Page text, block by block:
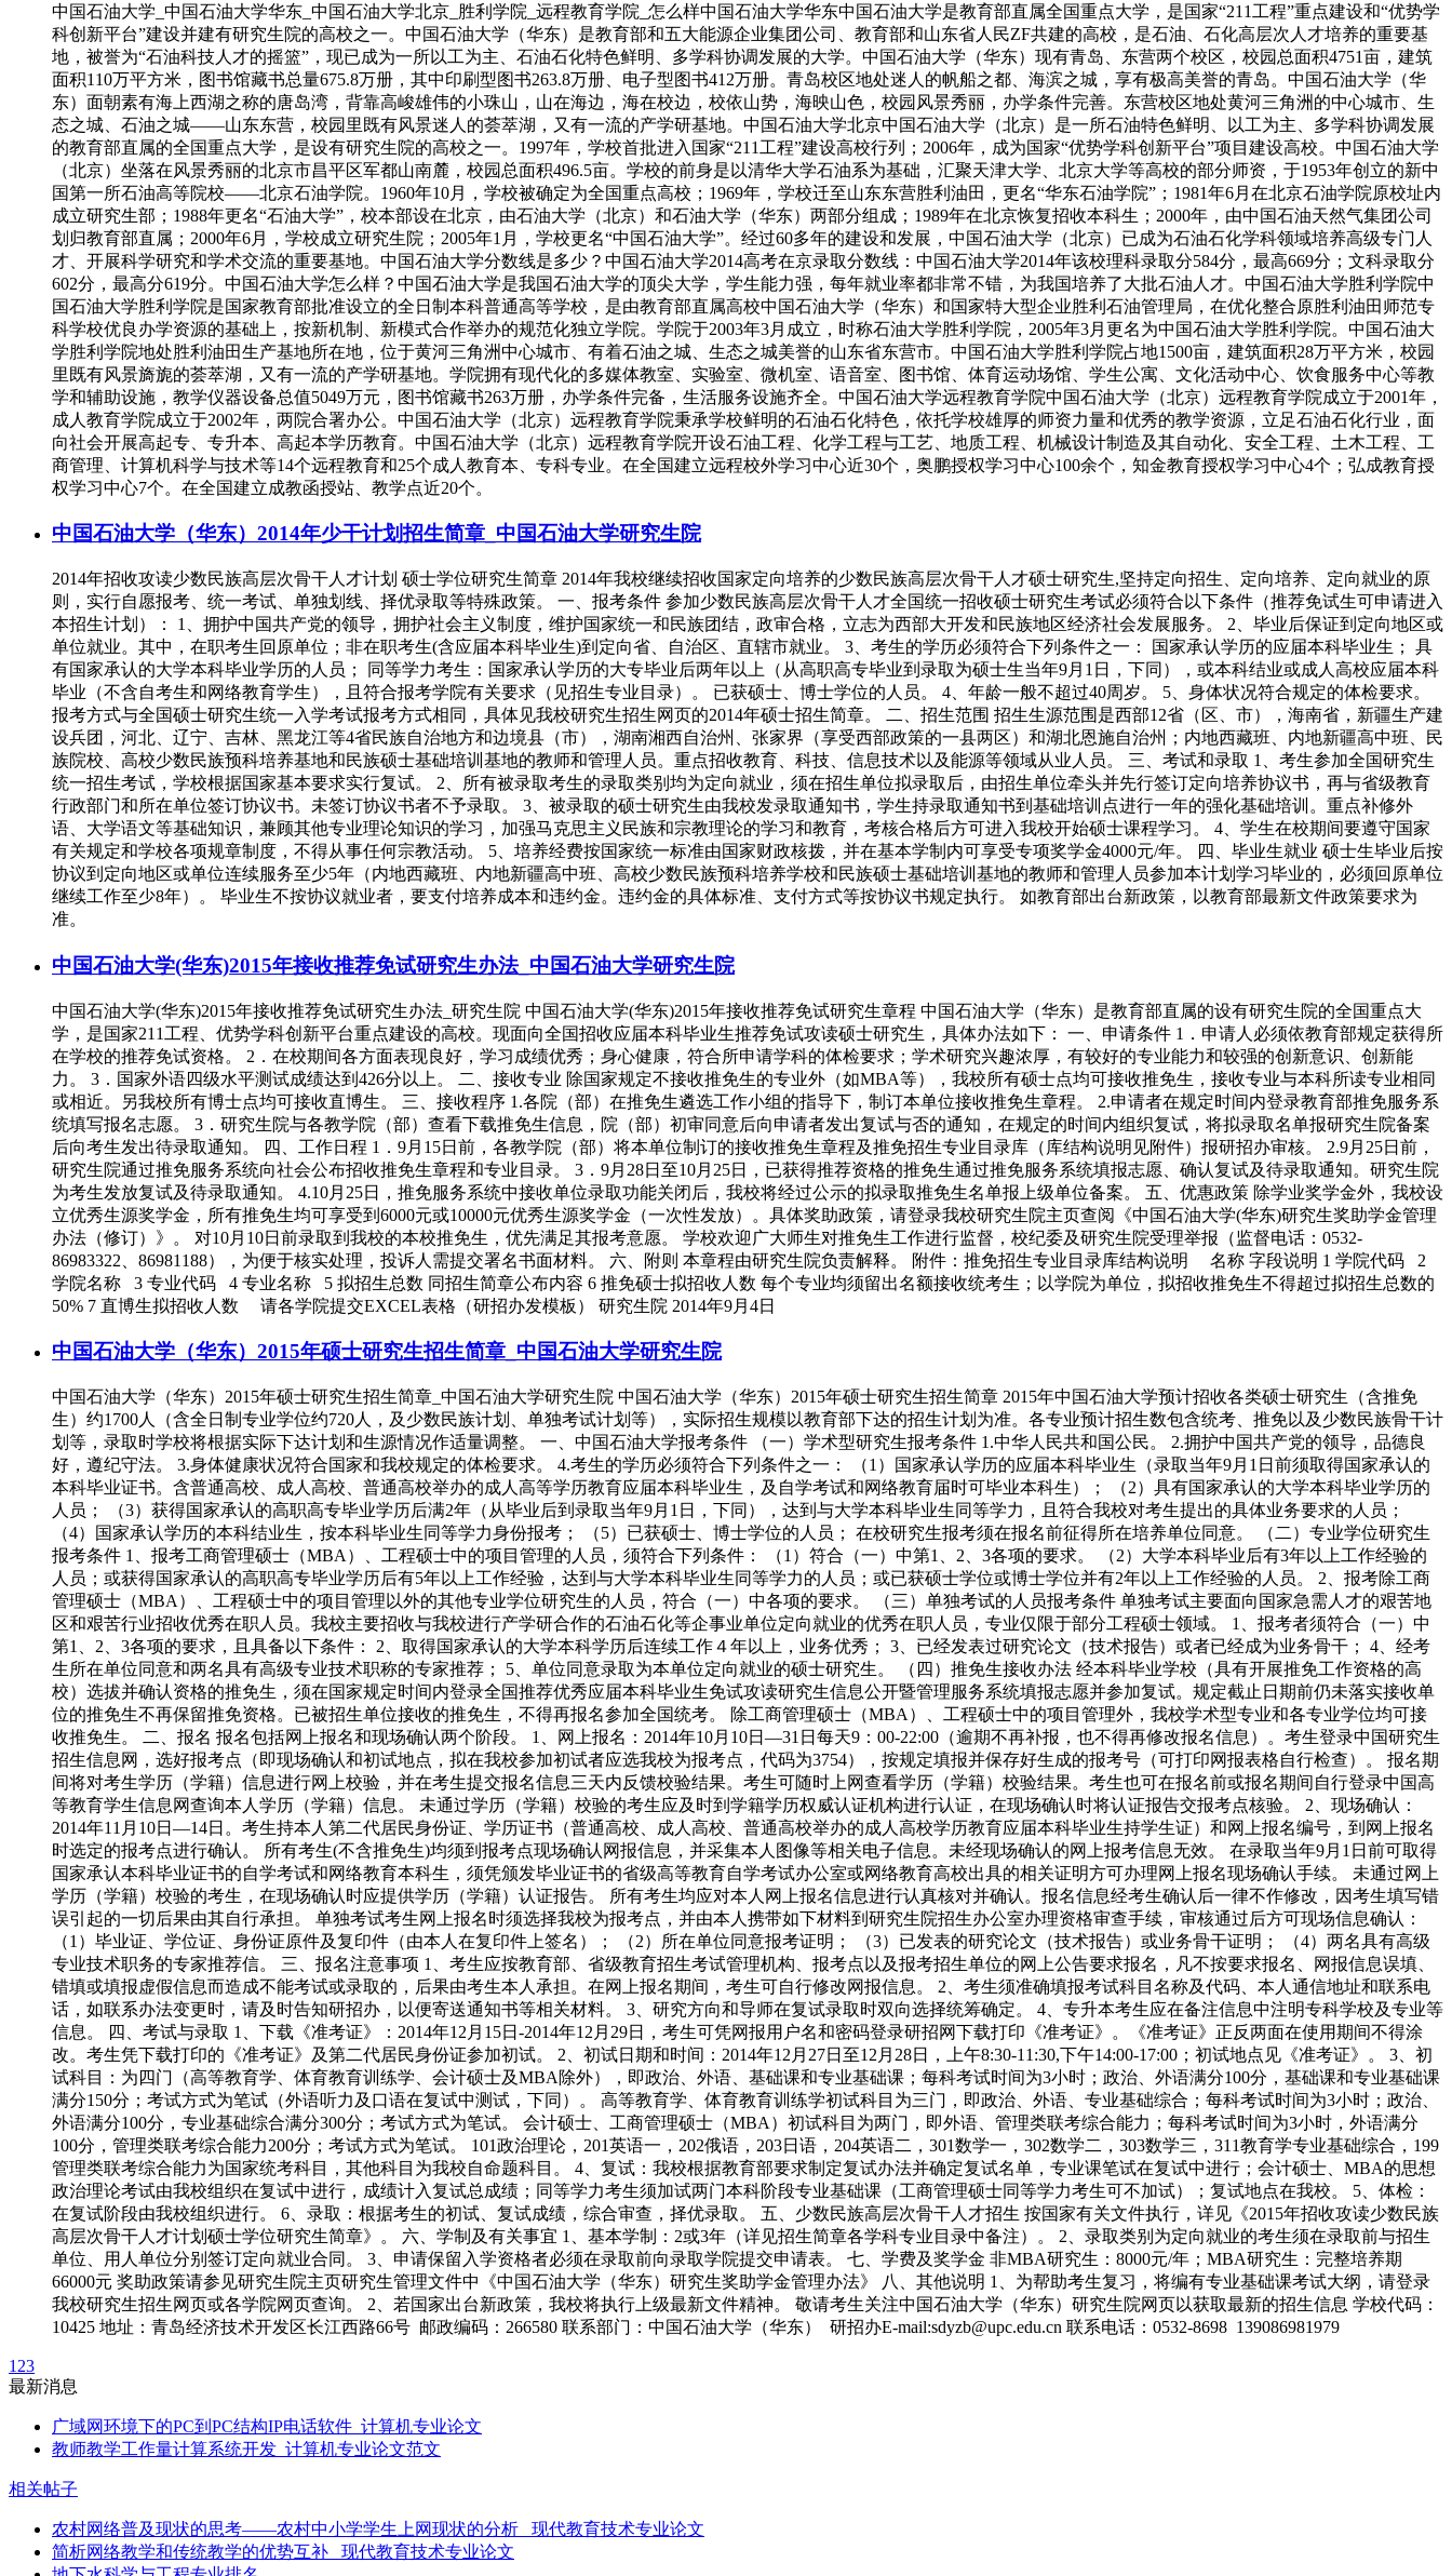
中国石油大学_中国石油大学华东_中国石油大学北京_胜利学院_远程教育学院_怎么样中国石油大学华东中国石油大学是教育部直属全国重点大学，是国家“211工程”重点建设和“优势学
科创新平台”建设并建有研究生院的高校之一。中国石油大学（华东）是教育部和五大能源企业集团公司、教育部和山东省人民ZF共建的高校，是石油、石化高层次人才培养的重要基
地，被誉为“石油科技人才的摇篮”，现已成为一所以工为主、石油石化特色鲜明、多学科协调发展的大学。中国石油大学（华东）现有青岛、东营两个校区，校园总面积4751亩，建筑
面积110万平方米，图书馆藏书总量675.8万册，其中印刷型图书263.8万册、电子型图书412万册。青岛校区地处迷人的帆船之都、海滨之城，享有极高美誉的青岛。中国石油大学（华
东）面朝素有海上西湖之称的唐岛湾，背靠高峻雄伟的小珠山，山在海边，海在校边，校依山势，海映山色，校园风景秀丽，办学条件完善。东营校区地处黄河三角洲的中心城市、生
态之城、石油之城——山东东营，校园里既有风景迷人的荟萃湖，又有一流的产学研基地。中国石油大学北京中国石油大学（北京）是一所石油特色鲜明、以工为主、多学科协调发展
的教育部直属的全国重点大学，是设有研究生院的高校之一。1997年，学校首批进入国家“211工程”建设高校行列；2006年，成为国家“优势学科创新平台”项目建设高校。中国石油大学
（北京）坐落在风景秀丽的北京市昌平区军都山南麓，校园总面积496.5亩。学校的前身是以清华大学石油系为基础，汇聚天津大学、北京大学等高校的部分师资，于1953年创立的新中
国第一所石油高等院校——北京石油学院。1960年10月，学校被确定为全国重点高校；1969年，学校迁至山东东营胜利油田，更名“华东石油学院”；1981年6月在北京石油学院原校址内
成立研究生部；1988年更名“石油大学”，校本部设在北京，由石油大学（北京）和石油大学（华东）两部分组成；1989年在北京恢复招收本科生；2000年，由中国石油天然气集团公司
划归教育部直属；2000年6月，学校成立研究生院；2005年1月，学校更名“中国石油大学”。经过60多年的建设和发展，中国石油大学（北京）已成为石油石化学科领域培养高级专门人
才、开展科学研究和学术交流的重要基地。中国石油大学分数线是多少？中国石油大学2014高考在京录取分数线：中国石油大学2014年该校理科录取分584分，最高669分；文科录取分
602分，最高分619分。中国石油大学怎么样？中国石油大学是我国石油大学的顶尖大学，学生能力强，每年就业率都非常不错，为我国培养了大批石油人才。中国石油大学胜利学院中
国石油大学胜利学院是国家教育部批准设立的全日制本科普通高等学校，是由教育部直属高校中国石油大学（华东）和国家特大型企业胜利石油管理局，在优化整合原胜利油田师范专
科学校优良办学资源的基础上，按新机制、新模式合作举办的规范化独立学院。学院于2003年3月成立，时称石油大学胜利学院，2005年3月更名为中国石油大学胜利学院。中国石油大
学胜利学院地处胜利油田生产基地所在地，位于黄河三角洲中心城市、有着石油之城、生态之城美誉的山东省东营市。中国石油大学胜利学院占地1500亩，建筑面积28万平方米，校园
里既有风景旖旎的荟萃湖，又有一流的产学研基地。学院拥有现代化的多媒体教室、实验室、微机室、语音室、图书馆、体育运动场馆、学生公寓、文化活动中心、饮食服务中心等教
学和辅助设施，教学仪器设备总值5049万元，图书馆藏书263万册，办学条件完备，生活服务设施齐全。中国石油大学远程教育学院中国石油大学（北京）远程教育学院成立于2001年，
成人教育学院成立于2002年，两院合署办公。中国石油大学（北京）远程教育学院秉承学校鲜明的石油石化特色，依托学校雄厚的师资力量和优秀的教学资源，立足石油石化行业，面
向社会开展高起专、专升本、高起本学历教育。中国石油大学（北京）远程教育学院开设石油工程、化学工程与工艺、地质工程、机械设计制造及其自动化、安全工程、土木工程、工
商管理、计算机科学与技术等14个远程教育和25个成人教育本、专科专业。在全国建立远程校外学习中心近30个，奥鹏授权学习中心100余个，知金教育授权学习中心4个；弘成教育授
权学习中心7个。在全国建立成教函授站、教学点近20个。
中国石油大学（华东）2014年少干计划招生简章_中国石油大学研究生院
2014年招收攻读少数民族高层次骨干人才计划 硕士学位研究生简章 2014年我校继续招收国家定向培养的少数民族高层次骨干人才硕士研究生,坚持定向招生、定向培养、定向就业的原
则，实行自愿报考、统一考试、单独划线、择优录取等特殊政策。 一、报考条件 参加少数民族高层次骨干人才全国统一招收硕士研究生考试必须符合以下条件（推荐免试生可申请进入
本招生计划）： 1、拥护中国共产党的领导，拥护社会主义制度，维护国家统一和民族团结，政审合格，立志为西部大开发和民族地区经济社会发展服务。 2、毕业后保证到定向地区或
单位就业。其中，在职考生回原单位；非在职考生(含应届本科毕业生)到定向省、自治区、直辖市就业。 3、考生的学历必须符合下列条件之一： 国家承认学历的应届本科毕业生； 具
有国家承认的大学本科毕业学历的人员； 同等学力考生：国家承认学历的大专毕业后两年以上（从高职高专毕业到录取为硕士生当年9月1日，下同），或本科结业或成人高校应届本科
毕业（不含自考生和网络教育学生），且符合报考学院有关要求（见招生专业目录）。 已获硕士、博士学位的人员。 4、年龄一般不超过40周岁。 5、身体状况符合规定的体检要求。
报考方式与全国硕士研究生统一入学考试报考方式相同，具体见我校研究生招生网页的2014年硕士招生简章。 二、招生范围 招生生源范围是西部12省（区、市），海南省，新疆生产建
设兵团，河北、辽宁、吉林、黑龙江等4省民族自治地方和边境县（市），湖南湘西自治州、张家界（享受西部政策的一县两区）和湖北恩施自治州；内地西藏班、内地新疆高中班、民
族院校、高校少数民族预科培养基地和民族硕士基础培训基地的教师和管理人员。重点招收教育、科技、信息技术以及能源等领域从业人员。 三、考试和录取 1、考生参加全国研究生
统一招生考试，学校根据国家基本要求实行复试。 2、所有被录取考生的录取类别均为定向就业，须在招生单位拟录取后，由招生单位牵头并先行签订定向培养协议书，再与省级教育
行政部门和所在单位签订协议书。未签订协议书者不予录取。 3、被录取的硕士研究生由我校发录取通知书，学生持录取通知书到基础培训点进行一年的强化基础培训。重点补修外
语、大学语文等基础知识，兼顾其他专业理论知识的学习，加强马克思主义民族和宗教理论的学习和教育，考核合格后方可进入我校开始硕士课程学习。 4、学生在校期间要遵守国家
有关规定和学校各项规章制度，不得从事任何宗教活动。 5、培养经费按国家统一标准由国家财政核拨，并在基本学制内可享受专项奖学金4000元/年。 四、毕业生就业 硕士生毕业后按
协议到定向地区或单位连续服务至少5年（内地西藏班、内地新疆高中班、高校少数民族预科培养学校和民族硕士基础培训基地的教师和管理人员参加本计划学习毕业的，必须回原单位
继续工作至少8年）。 毕业生不按协议就业者，要支付培养成本和违约金。违约金的具体标准、支付方式等按协议书规定执行。 如教育部出台新政策，以教育部最新文件政策要求为
准。
中国石油大学(华东)2015年接收推荐免试研究生办法_中国石油大学研究生院
中国石油大学(华东)2015年接收推荐免试研究生办法_研究生院 中国石油大学(华东)2015年接收推荐免试研究生章程 中国石油大学（华东）是教育部直属的设有研究生院的全国重点大
学，是国家211工程、优势学科创新平台重点建设的高校。现面向全国招收应届本科毕业生推荐免试攻读硕士研究生，具体办法如下： 一、申请条件 1．申请人必须依教育部规定获得所
在学校的推荐免试资格。 2．在校期间各方面表现良好，学习成绩优秀；身心健康，符合所申请学科的体检要求；学术研究兴趣浓厚，有较好的专业能力和较强的创新意识、创新能
力。 3．国家外语四级水平测试成绩达到426分以上。 二、接收专业 除国家规定不接收推免生的专业外（如MBA等），我校所有硕士点均可接收推免生，接收专业与本科所读专业相同
或相近。另我校所有博士点均可接收直博生。 三、接收程序 1.各院（部）在推免生遴选工作小组的指导下，制订本单位接收推免生章程。 2.申请者在规定时间内登录教育部推免服务系
统填写报名志愿。 3．研究生院与各教学院（部）查看下载推免生信息，院（部）初审同意后向申请者发出复试与否的通知，在规定的时间内组织复试，将拟录取名单报研究生院备案
后向考生发出待录取通知。 四、工作日程 1．9月15日前，各教学院（部）将本单位制订的接收推免生章程及推免招生专业目录库（库结构说明见附件）报研招办审核。 2.9月25日前，
研究生院通过推免服务系统向社会公布招收推免生章程和专业目录。 3．9月28日至10月25日，已获得推荐资格的推免生通过推免服务系统填报志愿、确认复试及待录取通知。研究生院
为考生发放复试及待录取通知。 4.10月25日，推免服务系统中接收单位录取功能关闭后，我校将经过公示的拟录取推免生名单报上级单位备案。 五、优惠政策 除学业奖学金外，我校设
立优秀生源奖学金，所有推免生均可享受到6000元或10000元优秀生源奖学金（一次性发放）。具体奖助政策，请登录我校研究生院主页查阅《中国石油大学(华东)研究生奖助学金管理
办法（修订）》。 对10月10日前录取到我校的本校推免生，优先满足其报考意愿。 学校欢迎广大师生对推免生工作进行监督，校纪委及研究生院受理举报（监督电话：0532-
86983322、86981188），为便于核实处理，投诉人需提交署名书面材料。 六、附则 本章程由研究生院负责解释。 附件：推免招生专业目录库结构说明 名称 字段说明 1 学院代码 2
学院名称 3 专业代码 4 专业名称 5 拟招生总数 同招生简章公布内容 6 推免硕士拟招收人数 每个专业均须留出名额接收统考生；以学院为单位，拟招收推免生不得超过拟招生总数的
50% 7 直博生拟招收人数 请各学院提交EXCEL表格（研招办发模板） 研究生院 2014年9月4日
中国石油大学（华东）2015年硕士研究生招生简章_中国石油大学研究生院
中国石油大学（华东）2015年硕士研究生招生简章_中国石油大学研究生院 中国石油大学（华东）2015年硕士研究生招生简章 2015年中国石油大学预计招收各类硕士研究生（含推免
生）约1700人（含全日制专业学位约720人，及少数民族计划、单独考试计划等），实际招生规模以教育部下达的招生计划为准。各专业预计招生数包含统考、推免以及少数民族骨干计
划等，录取时学校将根据实际下达计划和生源情况作适量调整。 一、中国石油大学报考条件 （一）学术型研究生报考条件 1.中华人民共和国公民。 2.拥护中国共产党的领导，品德良
好，遵纪守法。 3.身体健康状况符合国家和我校规定的体检要求。 4.考生的学历必须符合下列条件之一： （1）国家承认学历的应届本科毕业生（录取当年9月1日前须取得国家承认的
本科毕业证书。含普通高校、成人高校、普通高校举办的成人高等学历教育应届本科毕业生，及自学考试和网络教育届时可毕业本科生）； （2）具有国家承认的大学本科毕业学历的
人员； （3）获得国家承认的高职高专毕业学历后满2年（从毕业后到录取当年9月1日，下同），达到与大学本科毕业生同等学力，且符合我校对考生提出的具体业务要求的人员；
（4）国家承认学历的本科结业生，按本科毕业生同等学力身份报考； （5）已获硕士、博士学位的人员； 在校研究生报考须在报名前征得所在培养单位同意。 （二）专业学位研究生
报考条件 1、报考工商管理硕士（MBA）、工程硕士中的项目管理的人员，须符合下列条件： （1）符合（一）中第1、2、3各项的要求。 （2）大学本科毕业后有3年以上工作经验的
人员；或获得国家承认的高职高专毕业学历后有5年以上工作经验，达到与大学本科毕业生同等学力的人员；或已获硕士学位或博士学位并有2年以上工作经验的人员。 2、报考除工商
管理硕士（MBA）、工程硕士中的项目管理以外的其他专业学位研究生的人员，符合（一）中各项的要求。 （三）单独考试的人员报考条件 单独考试主要面向国家急需人才的艰苦地
区和艰苦行业招收优秀在职人员。我校主要招收与我校进行产学研合作的石油石化等企事业单位定向就业的优秀在职人员，专业仅限于部分工程硕士领域。 1、报考者须符合（一）中
第1、2、3各项的要求，且具备以下条件： 2、取得国家承认的大学本科学历后连续工作４年以上，业务优秀； 3、已经发表过研究论文（技术报告）或者已经成为业务骨干； 4、经考
生所在单位同意和两名具有高级专业技术职称的专家推荐； 5、单位同意录取为本单位定向就业的硕士研究生。 （四）推免生接收办法 经本科毕业学校（具有开展推免工作资格的高
校）选拔并确认资格的推免生，须在国家规定时间内登录全国推荐优秀应届本科毕业生免试攻读研究生信息公开暨管理服务系统填报志愿并参加复试。规定截止日期前仍未落实接收单
位的推免生不再保留推免资格。已被招生单位接收的推免生，不得再报名参加全国统考。 除工商管理硕士（MBA）、工程硕士中的项目管理外，我校学术型专业和各专业学位均可接
收推免生。 二、报名 报名包括网上报名和现场确认两个阶段。 1、网上报名：2014年10月10日—31日每天9：00-22:00（逾期不再补报，也不得再修改报名信息）。考生登录中国研究生
招生信息网，选好报考点（即现场确认和初试地点，拟在我校参加初试者应选我校为报考点，代码为3754），按规定填报并保存好生成的报考号（可打印网报表格自行检查）。 报名期
间将对考生学历（学籍）信息进行网上校验，并在考生提交报名信息三天内反馈校验结果。考生可随时上网查看学历（学籍）校验结果。考生也可在报名前或报名期间自行登录中国高
等教育学生信息网查询本人学历（学籍）信息。 未通过学历（学籍）校验的考生应及时到学籍学历权威认证机构进行认证，在现场确认时将认证报告交报考点核验。 2、现场确认：
2014年11月10日—14日。考生持本人第二代居民身份证、学历证书（普通高校、成人高校、普通高校举办的成人高校学历教育应届本科毕业生持学生证）和网上报名编号，到网上报名
时选定的报考点进行确认。 所有考生(不含推免生)均须到报考点现场确认网报信息，并采集本人图像等相关电子信息。未经现场确认的网上报考信息无效。 在录取当年9月1日前可取得
国家承认本科毕业证书的自学考试和网络教育本科生，须凭颁发毕业证书的省级高等教育自学考试办公室或网络教育高校出具的相关证明方可办理网上报名现场确认手续。 未通过网上
学历（学籍）校验的考生，在现场确认时应提供学历（学籍）认证报告。 所有考生均应对本人网上报名信息进行认真核对并确认。报名信息经考生确认后一律不作修改，因考生填写错
误引起的一切后果由其自行承担。 单独考试考生网上报名时须选择我校为报考点，并由本人携带如下材料到研究生院招生办公室办理资格审查手续，审核通过后方可现场信息确认：
（1）毕业证、学位证、身份证原件及复印件（由本人在复印件上签名）； （2）所在单位同意报考证明； （3）已发表的研究论文（技术报告）或业务骨干证明； （4）两名具有高级
专业技术职务的专家推荐信。 三、报名注意事项 1、考生应按教育部、省级教育招生考试管理机构、报考点以及报考招生单位的网上公告要求报名，凡不按要求报名、网报信息误填、
错填或填报虚假信息而造成不能考试或录取的，后果由考生本人承担。在网上报名期间，考生可自行修改网报信息。 2、考生须准确填报考试科目名称及代码、本人通信地址和联系电
话，如联系办法变更时，请及时告知研招办，以便寄送通知书等相关材料。 3、研究方向和导师在复试录取时双向选择统筹确定。 4、专升本考生应在备注信息中注明专科学校及专业等
信息。 四、考试与录取 1、下载《准考证》：2014年12月15日-2014年12月29日，考生可凭网报用户名和密码登录研招网下载打印《准考证》。《准考证》正反两面在使用期间不得涂
改。考生凭下载打印的《准考证》及第二代居民身份证参加初试。 2、初试日期和时间：2014年12月27日至12月28日，上午8:30-11:30,下午14:00-17:00；初试地点见《准考证》。 3、初
试科目：为四门（高等教育学、体育教育训练学、会计硕士及MBA除外），即政治、外语、基础课和专业基础课；每科考试时间为3小时；政治、外语满分100分，基础课和专业基础课
满分150分；考试方式为笔试（外语听力及口语在复试中测试，下同）。 高等教育学、体育教育训练学初试科目为三门，即政治、外语、专业基础综合；每科考试时间为3小时；政治、
外语满分100分，专业基础综合满分300分；考试方式为笔试。 会计硕士、工商管理硕士（MBA）初试科目为两门，即外语、管理类联考综合能力；每科考试时间为3小时，外语满分
100分，管理类联考综合能力200分；考试方式为笔试。 101政治理论，201英语一，202俄语，203日语，204英语二，301数学一，302数学二，303数学三，311教育学专业基础综合，199
管理类联考综合能力为国家统考科目，其他科目为我校自命题科目。 4、复试：我校根据教育部要求制定复试办法并确定复试名单，专业课笔试在复试中进行；会计硕士、MBA的思想
政治理论考试由我校组织在复试中进行，成绩计入复试总成绩；同等学力考生须加试两门本科阶段专业基础课（工商管理硕士同等学力考生可不加试）；复试地点在我校。 5、体检：
在复试阶段由我校组织进行。 6、录取：根据考生的初试、复试成绩，综合审查，择优录取。 五、少数民族高层次骨干人才招生 按国家有关文件执行，详见《2015年招收攻读少数民族
高层次骨干人才计划硕士学位研究生简章》。 六、学制及有关事宜 1、基本学制：2或3年（详见招生简章各学科专业目录中备注）。 2、录取类别为定向就业的考生须在录取前与招生
单位、用人单位分别签订定向就业合同。 3、申请保留入学资格者必须在录取前向录取学院提交申请表。 七、学费及奖学金 非MBA研究生：8000元/年；MBA研究生：完整培养期
66000元 奖助政策请参见研究生院主页研究生管理文件中《中国石油大学（华东）研究生奖助学金管理办法》 八、其他说明 1、为帮助考生复习，将编有专业基础课考试大纲，请登录
我校研究生招生网页或各学院网页查询。 2、若国家出台新政策，我校将执行上级最新文件精神。 敬请考生关注中国石油大学（华东）研究生院网页以获取最新的招生信息 学校代码：
10425 地址：青岛经济技术开发区长江西路66号 邮政编码：266580 联系部门：中国石油大学（华东） 研招办E-mail:sdyzb@upc.edu.cn 联系电话：0532-8698 139086981979
1 23
最新消息
广域网环境下的PC到PC结构IP电话软件_计算机专业论文
教师教学工作量计算系统开发_计算机专业论文范文
相关帖子
农村网络普及现状的思考——农村中小学学生上网现状的分析 _现代教育技术专业论文
简析网络教学和传统教学的优势互补 _现代教育技术专业论文